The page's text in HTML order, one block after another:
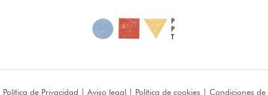
Política de Privacidad | Aviso legal| Política de cookies | Condiciones de